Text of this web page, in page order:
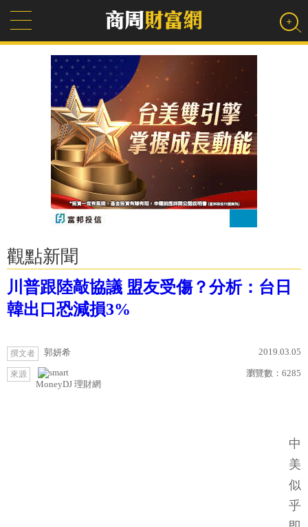
觀點新聞
川普跟陸敲協議 盟友受傷？分析：台日
韓出口恐減損3%
撰文者 郭妍希 2019.03.05
來源
MoneyDJ 理財網
瀏覽數： 6285
中
美
似
乎